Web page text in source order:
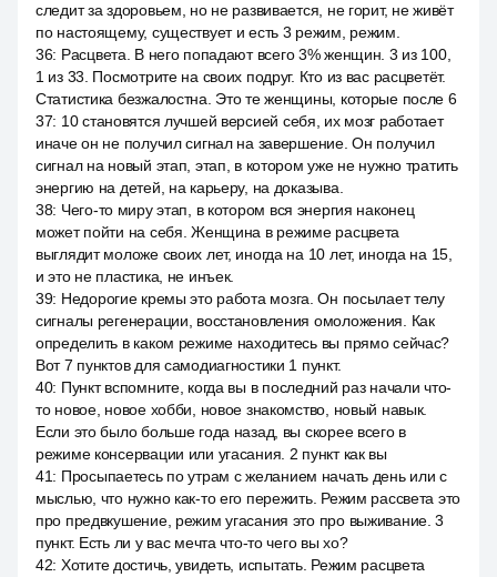
следит за здоровьем, но не развивается, не горит, не живёт
по настоящему, существует и есть 3 режим, режим.
36: Расцвета. В него попадают всего 3% женщин. 3 из 100,
1 из 33. Посмотрите на своих подруг. Кто из вас расцветёт.
Статистика безжалостна. Это те женщины, которые после 6
37: 10 становятся лучшей версией себя, их мозг работает
иначе он не получил сигнал на завершение. Он получил
сигнал на новый этап, этап, в котором уже не нужно тратить
энергию на детей, на карьеру, на доказыва.
38: Чего-то миру этап, в котором вся энергия наконец
может пойти на себя. Женщина в режиме расцвета
выглядит моложе своих лет, иногда на 10 лет, иногда на 15,
и это не пластика, не инъек.
39: Недорогие кремы это работа мозга. Он посылает телу
сигналы регенерации, восстановления омоложения. Как
определить в каком режиме находитесь вы прямо сейчас?
Вот 7 пунктов для самодиагностики 1 пункт.
40: Пункт вспомните, когда вы в последний раз начали что-
то новое, новое хобби, новое знакомство, новый навык.
Если это было больше года назад, вы скорее всего в
режиме консервации или угасания. 2 пункт как вы
41: Просыпаетесь по утрам с желанием начать день или с
мыслью, что нужно как-то его пережить. Режим рассвета это
про предвкушение, режим угасания это про выживание. 3
пункт. Есть ли у вас мечта что-то чего вы хо?
42: Хотите достичь, увидеть, испытать. Режим расцвета